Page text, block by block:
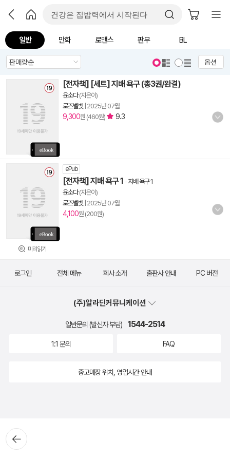
일반 만화 로맨스 판무 BL
옵션
[전자책] [세트] 지배 욕구 (총3권/완결)
윤소다(지은이)
로즈벨벳 2025년 07월
9,300원 (460원) 9.3
미리읽기
ePub
[전자책] 지배 욕구 1 - 지배 욕구 1
윤소다(지은이)
로즈벨벳 2025년 07월
4,100원 (200원)
뒤로가
기
로그인 전체 메뉴 회사 소개 출판사 안내 PC 버전
(주)알라딘커뮤니케이션
일반문의 (발신자 부담) 1544-2514
1:1 문의 FAQ
중고매장 위치, 영업시간 안내